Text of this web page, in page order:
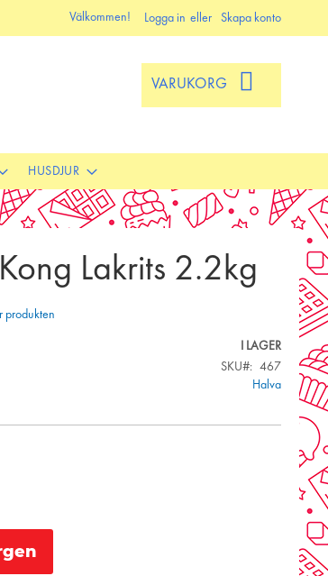
Välkommen! Logga in Skapa konto
VARUKORG
HUSDJUR
Lakrits 2.2kg
produkten
I LAGER
SKU
467
Halva